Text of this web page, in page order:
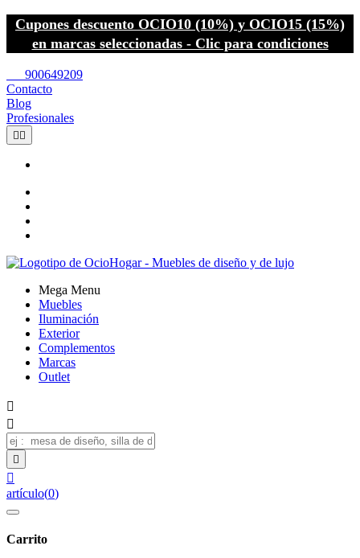
Cupones descuento OCIO10 (10%) y OCIO15 (15%)
en marcas seleccionadas - Clic para condiciones
900649209
Contacto
Blog
Profesionales
 
Mega Menu
Muebles
Iluminación
Exterior
Complementos
Marcas
Outlet




artículo(0)
Carrito